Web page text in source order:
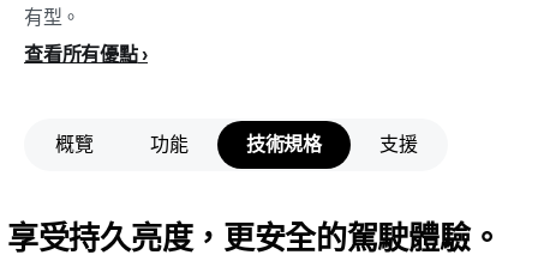
有型。
查看所有優點
概覽 功能 技術規格 支援
享受持久亮度，更安全的駕駛體驗。